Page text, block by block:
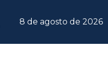
8 de agosto de 2026